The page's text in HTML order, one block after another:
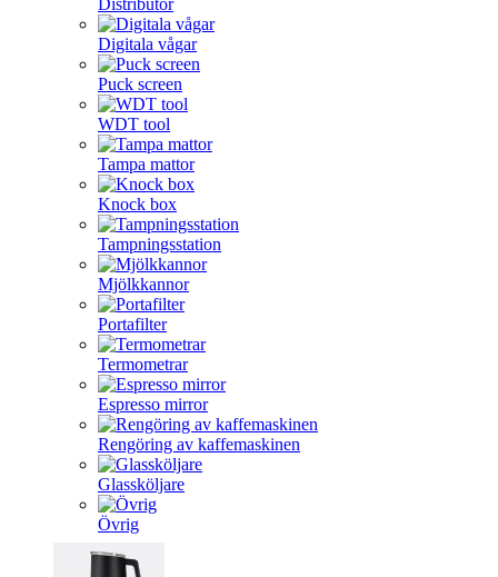
Distributör
Digitala vågar
Puck screen
WDT tool
Tampa mattor
Knock box
Tampningsstation
Mjölkkannor
Portafilter
Termometrar
Espresso mirror
Rengöring av kaffemaskinen
Glassköljare
Övrig